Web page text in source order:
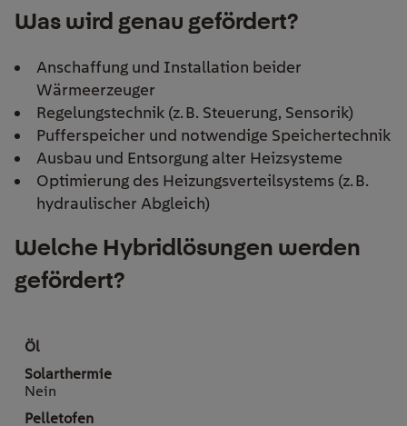
Was wird genau gefördert?
Anschaffung und Installation beider
Wärmeerzeuger
Regelungstechnik (z. B. Steuerung, Sensorik)
Pufferspeicher und notwendige Speichertechnik
Ausbau und Entsorgung alter Heizsysteme
Optimierung des Heizungsverteilsystems (z. B.
hydraulischer Abgleich)
Welche Hybridlösungen werden
gefördert?
Öl
Nein